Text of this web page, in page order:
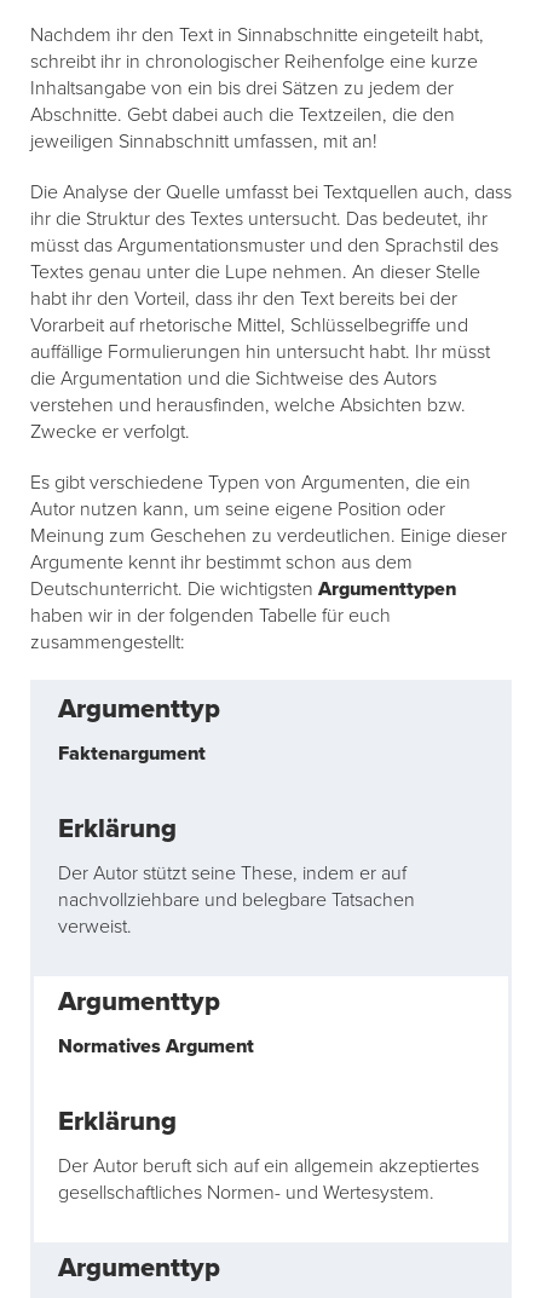
Nachdem ihr den Text in Sinnabschnitte eingeteilt habt,
schreibt ihr in chronologischer Reihenfolge eine kurze
Inhaltsangabe von ein bis drei Sätzen zu jedem der
Abschnitte. Gebt dabei auch die Textzeilen, die den
jeweiligen Sinnabschnitt umfassen, mit an!
Die Analyse der Quelle umfasst bei Textquellen auch, dass
ihr die Struktur des Textes untersucht. Das bedeutet, ihr
müsst das Argumentationsmuster und den Sprachstil des
Textes genau unter die Lupe nehmen. An dieser Stelle
habt ihr den Vorteil, dass ihr den Text bereits bei der
Vorarbeit auf rhetorische Mittel, Schlüsselbegriffe und
auffällige Formulierungen hin untersucht habt. Ihr müsst
die Argumentation und die Sichtweise des Autors
verstehen und herausfinden, welche Absichten bzw.
Zwecke er verfolgt.
Es gibt verschiedene Typen von Argumenten, die ein
Autor nutzen kann, um seine eigene Position oder
Meinung zum Geschehen zu verdeutlichen. Einige dieser
Argumente kennt ihr bestimmt schon aus dem
Deutschunterricht. Die wichtigsten Argumenttypen
haben wir in der folgenden Tabelle für euch
zusammengestellt:
Faktenargument
Der Autor stützt seine These, indem er auf
nachvollziehbare und belegbare Tatsachen
verweist.
Normatives Argument
Der Autor beruft sich auf ein allgemein akzeptiertes
gesellschaftliches Normen- und Wertesystem.